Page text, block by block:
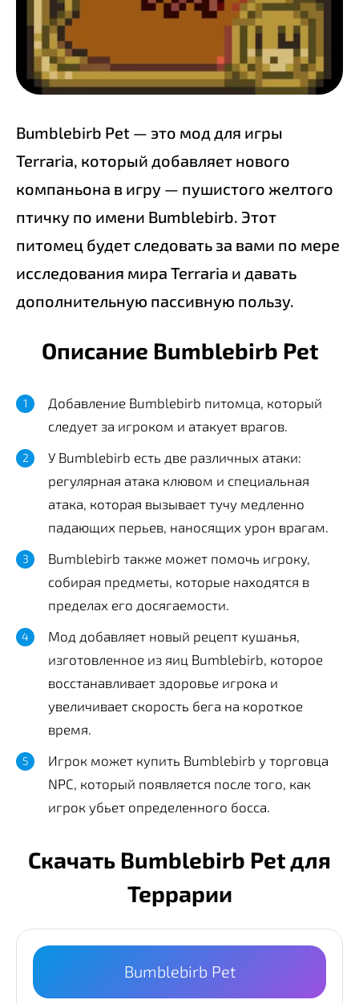
Bumblebirb Pet — это мод для игры
Terraria, который добавляет нового
компаньона в игру — пушистого желтого
птичку по имени Bumblebirb. Этот
питомец будет следовать за вами по мере
исследования мира Terraria и давать
дополнительную пассивную пользу.
Описание Bumblebirb Pet
Добавление Bumblebirb питомца, который
следует за игроком и атакует врагов.
У Bumblebirb есть две различных атаки:
регулярная атака клювом и специальная
атака, которая вызывает тучу медленно
падающих перьев, наносящих урон врагам.
Bumblebirb также может помочь игроку,
собирая предметы, которые находятся в
пределах его досягаемости.
Мод добавляет новый рецепт кушанья,
изготовленное из яиц Bumblebirb, которое
восстанавливает здоровье игрока и
увеличивает скорость бега на короткое
время.
Игрок может купить Bumblebirb у торговца
NPC, который появляется после того, как
игрок убьет определенного босса.
Скачать Bumblebirb Pet для
Террарии
Bumblebirb Pet